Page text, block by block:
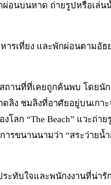
อนบนหาด ถ่ายรูปหรือเล่น
ารเที่ยง และพักผ่อนตามอัธ
ถานที่ที่เคยถูกค้นพบ โดยนัก
ลิง ชมลิงที่อาศัยอยู่บนเกา
ก “The Beach” แวะถ่าย
รขนานนามว่า “สระว่ายน้ำ
ระทับใจและพนักงงานที่น่า